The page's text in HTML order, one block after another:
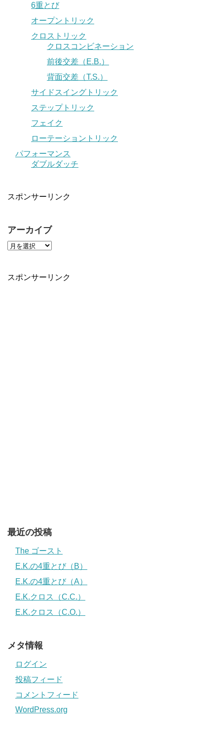
6重とび
オープントリック
クロストリック
クロスコンビネーション
前後交差（E.B.）
背面交差（T.S.）
サイドスイングトリック
ステップトリック
フェイク
ローテーショントリック
パフォーマンス
ダブルダッチ
スポンサーリンク
アーカイブ
スポンサーリンク
最近の投稿
The ゴースト
E.K.の4重とび（B）
E.K.の4重とび（A）
E.K.クロス（C.C.）
E.K.クロス（C.O.）
メタ情報
ログイン
投稿フィード
コメントフィード
WordPress.org